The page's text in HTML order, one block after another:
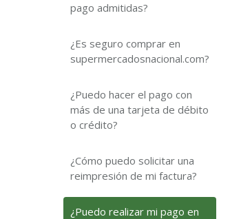
pago admitidas?
¿Es seguro comprar en
supermercadosnacional.com?
¿Puedo hacer el pago con
más de una tarjeta de débito
o crédito?
¿Cómo puedo solicitar una
reimpresión de mi factura?
¿Puedo realizar mi pago en